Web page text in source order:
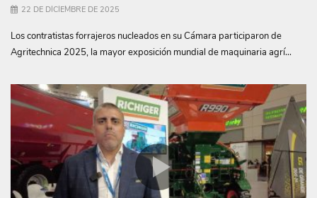
22 DE DICIEMBRE DE 2025
Los contratistas forrajeros nucleados en su Cámara participaron de
Agritechnica 2025, la mayor exposición mundial de maquinaria agrí...